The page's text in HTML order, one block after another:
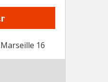
16